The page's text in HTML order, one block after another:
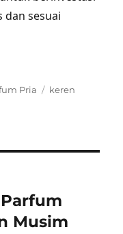
sesuai
Pria Tags
keren
Musim